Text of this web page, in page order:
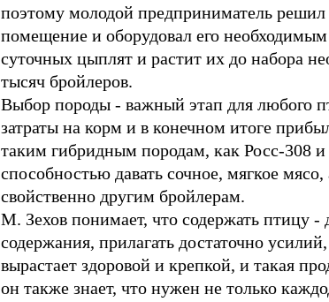
поэтому молодой предприниматель
помещение и оборудовал его
суточных цыплят и растит их до набора
тысяч бройлеров.
Выбор породы - важный этап для любого
затраты на корм и в конечном итоге
таким гибридным породам, как Росс-308
способностью давать сочное, мягкое
свойственно другим бройлерам.
М. Зехов понимает, что содержать птицу -
содержания, прилагать достаточно
вырастает здоровой и крепкой, и такая
он также знает, что нужен не только